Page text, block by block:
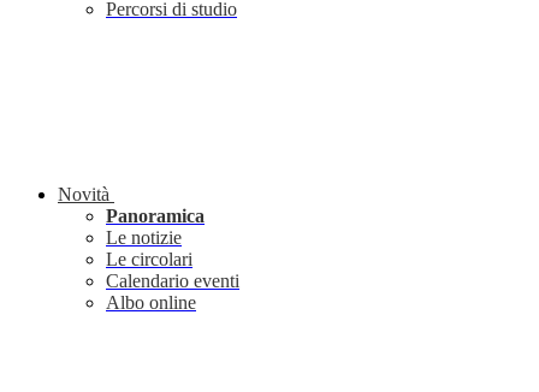
Percorsi di studio
Novità
Panoramica
Le notizie
Le circolari
Calendario eventi
Albo online